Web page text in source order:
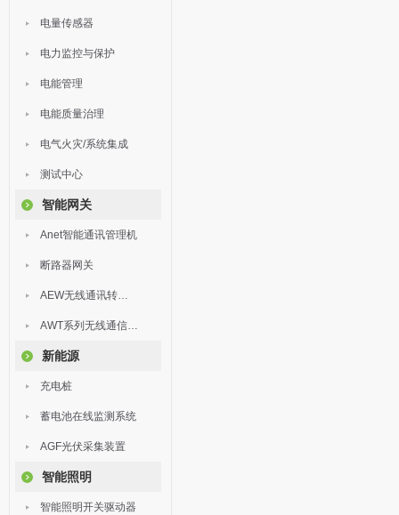
电量传感器
电力监控与保护
电能管理
电能质量治理
电气火灾/系统集成
测试中心
智能网关
Anet智能通讯管理机
断路器网关
AEW无线通讯转换器
AWT系列无线通信终端
新能源
充电桩
蓄电池在线监测系统
AGF光伏采集装置
智能照明
智能照明开关驱动器